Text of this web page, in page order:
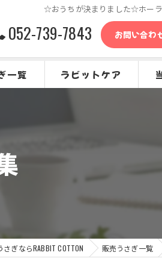
☆おうちが決まりました☆ホーラ
052-739-7843 お問い合わ
一覧 ラビットケア
ぎならRABBIT COTTON 販売うさぎ一覧